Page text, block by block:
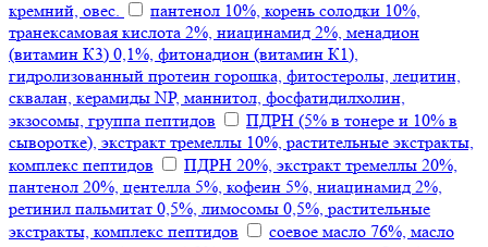
кремний, овес.
пантенол 10%, корень солодки 10%,
транексамовая кислота 2%, ниацинамид 2%, менадион
(витамин К3) 0,1%, фитонадион (витамин К1),
гидролизованный протеин горошка, фитостеролы, лецитин,
сквалан, керамиды NP, маннитол, фосфатидилхолин,
экзосомы, группа пептидов
ПДРН (5% в тонере и 10% в
сыворотке), экстракт тремеллы 10%, растительные экстракты,
комплекс пептидов
ПДРН 20%, экстракт тремеллы 20%,
пантенол 20%, центелла 5%, кофеин 5%, ниацинамид 2%,
ретинил пальмитат 0,5%, лимосомы 0,5%, растительные
экстракты, комплекс пептидов
соевое масло 76%, масло